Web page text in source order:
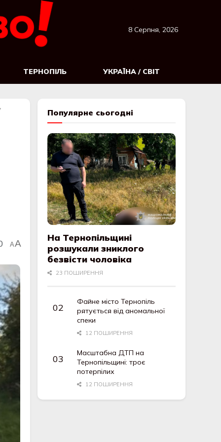
8 Серпня, 2026
ТЕРНОПІЛЬ УКРАЇНА / СВІТ
AA
Популярне сьогодні
На Тернопільщині
розшукали зниклого
безвісти чоловіка
23 ПОШИРЕННЯ
Файне місто Тернопіль
рятується від аномальної
спеки
12 ПОШИРЕННЯ
Масштабна ДТП на
Тернопільщині: троє
потерпілих
12 ПОШИРЕННЯ